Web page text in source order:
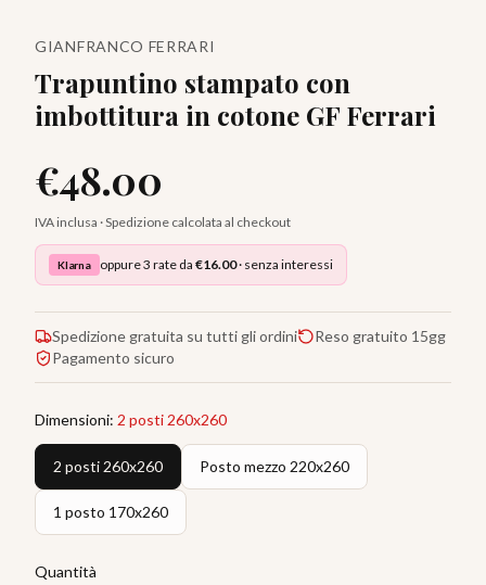
GIANFRANCO FERRARI
Trapuntino stampato con
imbottitura in cotone GF Ferrari
€48.00
IVA inclusa · Spedizione calcolata al checkout
Klarna oppure 3 rate da €16.00· senza interessi
Spedizione gratuita su tutti gli ordini
Reso gratuito 15gg
Pagamento sicuro
Dimensioni: 2 posti 260x260
2 posti 260x260 Posto mezzo 220x260
1 posto 170x260
Quantità